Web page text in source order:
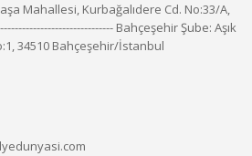
Mahallesi, Kurbağalıdere Cd. No:33/A,
Bahçeşehir Şube: Aşık
34510 Bahçeşehir/İstanbul